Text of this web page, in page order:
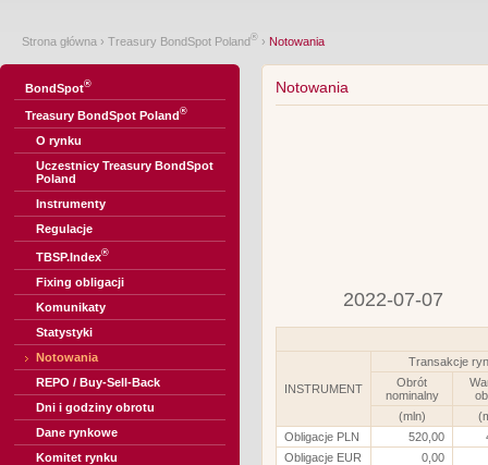
Strona główna › Treasury BondSpot Poland® › Notowania
BondSpot®
Treasury BondSpot Poland®
O rynku
Uczestnicy Treasury BondSpot
Poland
Instrumenty
Regulacje
TBSP.Index®
Fixing obligacji
Komunikaty
Statystyki
Notowania
REPO / Buy-Sell-Back
Dni i godziny obrotu
Dane rynkowe
Komitet rynku
Notowania
2022-07-07
INSTRUMENT
Transakcje
Obrót
nominalny
(mln)
Obligacje PLN
520,00
Obligacje EUR
0,00